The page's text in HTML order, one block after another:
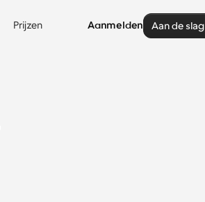
Prijzen Aanmelden Aan de slag